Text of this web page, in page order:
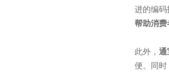
进的编码
帮助消费
此外， 通
便。同时